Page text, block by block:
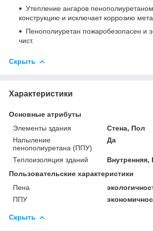
Утепление ангаров
конструкцию и исключает коррозию
Пенополиуретан пожаробезопасен и
чист.
Скрыть
Характеристики
Основные атрибуты
Элементы здания
Стена, Пол
Напыление
пенополиуретана (ППУ)
Да
Теплоизоляция зданий
Внутренняя,
Пользовательские характеристики
Пена
ППУ
Скрыть